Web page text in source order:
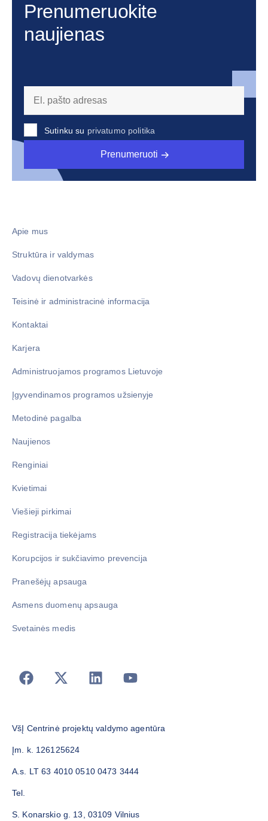
Prenumeruokite
naujienas
Sutinku su privatumo politika
Prenumeruoti
Apie mus
Struktūra ir valdymas
Vadovų dienotvarkės
Teisinė ir administracinė informacija
Kontaktai
Karjera
Administruojamos programos Lietuvoje
Įgyvendinamos programos užsienyje
Metodinė pagalba
Naujienos
Renginiai
Kvietimai
Viešieji pirkimai
Registracija tiekėjams
Korupcijos ir sukčiavimo prevencija
Pranešėjų apsauga
Asmens duomenų apsauga
Svetainės medis
VšĮ Centrinė projektų valdymo agentūra
Įm. k. 126125624
A.s. LT 63 4010 0510 0473 3444
Tel.
S. Konarskio g. 13, 03109 Vilnius